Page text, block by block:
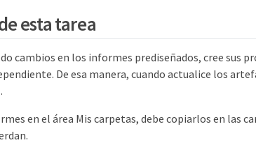
esta tarea
cambios en los informes prediseñados, cree sus
De esa manera, cuando actualice los
en el área Mis carpetas, debe copiarlos en las